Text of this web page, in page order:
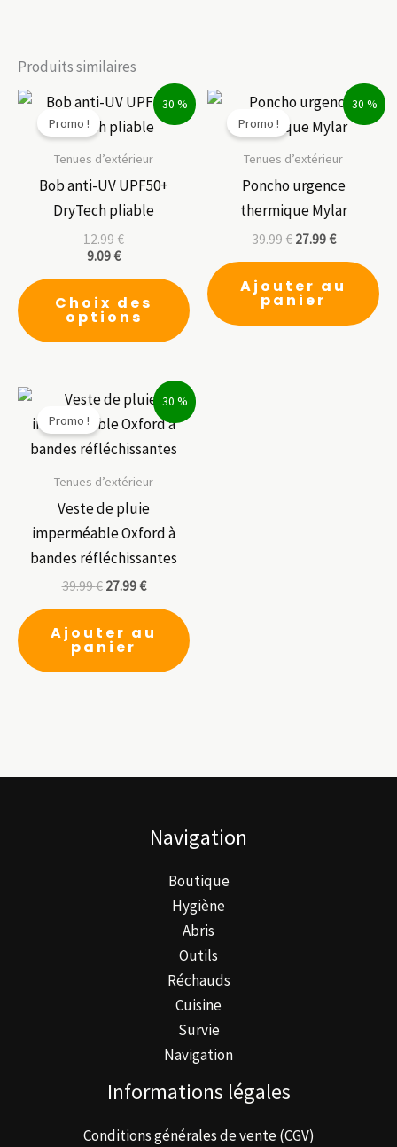
Produits similaires
30 %
Promo !
Tenues d’extérieur
Bob anti-UV UPF50+
DryTech pliable
12.99€
9.09€
Choix des
options
produit
variations.
Les
produit
30 %
Promo !
Tenues d’extérieur
Poncho urgence
thermique Mylar
39.99€ 27.99€
Ajouter au
panier
30 %
Promo !
Tenues d’extérieur
Veste de pluie
imperméable Oxford à
bandes réfléchissantes
39.99€ 27.99€
Ajouter au
panier
Navigation
Boutique
Hygiène
Abris
Outils
Réchauds
Cuisine
Survie
Navigation
Informations légales
Conditions générales de vente (CGV)